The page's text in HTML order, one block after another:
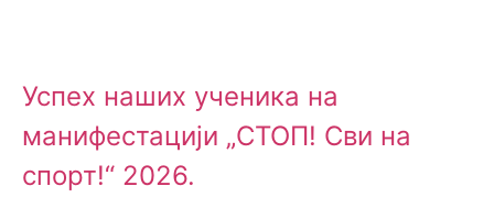
Успех наших ученика на
манифестацији „СТОП! Сви на
спорт!“ 2026.